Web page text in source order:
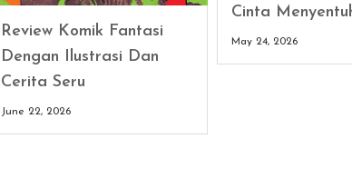
Review Komik Fantasi
Dengan Ilustrasi Dan
Cerita Seru
June 22, 2026
Cinta
May 24, 2026